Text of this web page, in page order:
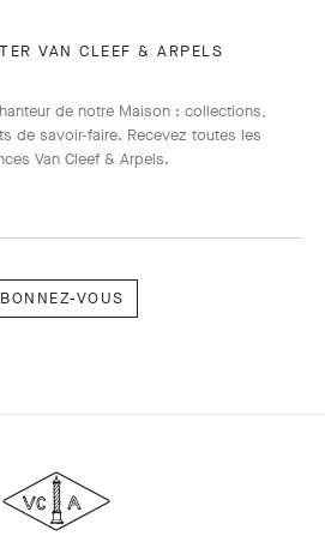
VAN CLEEF & ARPELS
de notre Maison : collections,
de savoir-faire. Recevez toutes les
Van Cleef & Arpels​.
&
Arpels